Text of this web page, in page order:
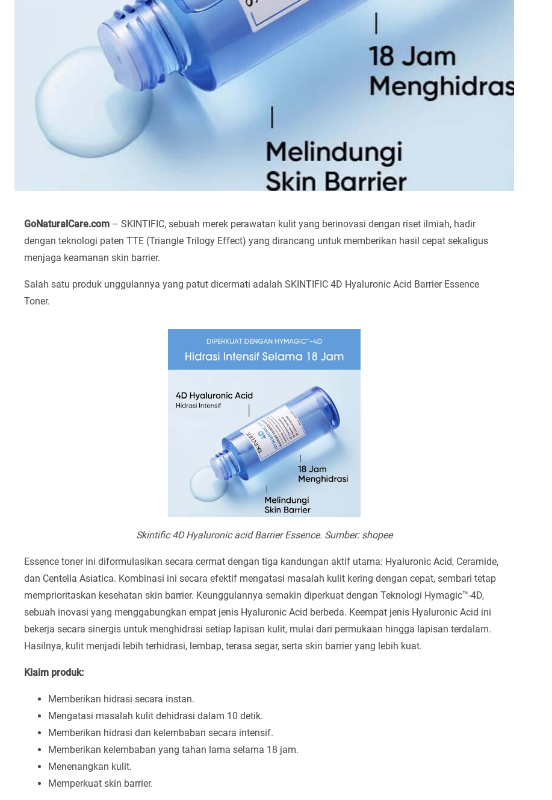
GoNaturalCare.com – SKINTIFIC, sebuah merek perawatan kulit yang berinovasi dengan riset ilmiah, hadir
dengan teknologi paten TTE (Triangle Trilogy Effect) yang dirancang untuk memberikan hasil cepat sekaligus
menjaga keamanan skin barrier.
Salah satu produk unggulannya yang patut dicermati adalah SKINTIFIC 4D Hyaluronic Acid Barrier Essence
Toner.
Skintific 4D Hyaluronic acid Barrier Essence. Sumber: shopee
Essence toner ini diformulasikan secara cermat dengan tiga kandungan aktif utama: Hyaluronic Acid, Ceramide,
dan Centella Asiatica. Kombinasi ini secara efektif mengatasi masalah kulit kering dengan cepat, sembari tetap
memprioritaskan kesehatan skin barrier. Keunggulannya semakin diperkuat dengan Teknologi Hymagic™-4D,
sebuah inovasi yang menggabungkan empat jenis Hyaluronic Acid berbeda. Keempat jenis Hyaluronic Acid ini
bekerja secara sinergis untuk menghidrasi setiap lapisan kulit, mulai dari permukaan hingga lapisan terdalam.
Hasilnya, kulit menjadi lebih terhidrasi, lembap, terasa segar, serta skin barrier yang lebih kuat.
Klaim produk:
Memberikan hidrasi secara instan.
Mengatasi masalah kulit dehidrasi dalam 10 detik.
Memberikan hidrasi dan kelembaban secara intensif.
Memberikan kelembaban yang tahan lama selama 18 jam.
Menenangkan kulit.
Memperkuat skin barrier.